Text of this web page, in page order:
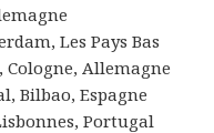
Les Pays Bas
Cologne, Allemagne
Bilbao, Espagne
Portugal